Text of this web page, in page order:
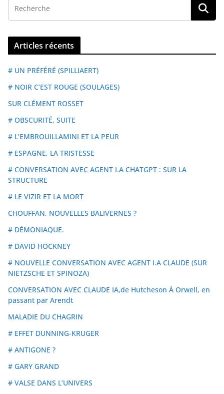
Articles récents
# UN PRÉFÉRÉ (SPILLIAERT)
# NOIR C’EST ROUGE (SOULAGES)
SUR CLÉMENT ROSSET
# OBSCURITÉ, SUITE
# L’EMBROUILLAMINI ET LA PEUR
# ESPAGNE, LA TRISTESSE
# CONVERSATION AVEC AGENT I.A CHATGPT : SUR LA
STRUCTURE
# LE VIZIR ET LA MORT
CHOUFFAN, NOUVELLES BALIVERNES ?
# DÉMONIAQUE.
# DAVID HOCKNEY
# NOUVELLE CONVERSATION AVEC AGENT I.A CLAUDE (SUR
NIETZSCHE ET SPINOZA)
CONVERSATION AVEC CLAUDE IA,de Hutcheson À Orwell, en
passant par Arendt
MALADIE DU CHAGRIN
# EFFET DUNNING-KRUGER
# ANTIGONE ?
# GARY GRAND
# VALSE DANS L’UNIVERS